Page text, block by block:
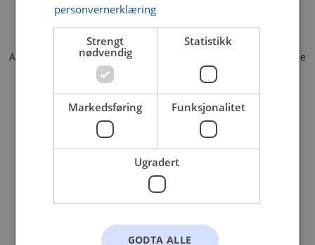
Application error: a client-side exception has occurred (see the
browser console for more information).
personvernerklæring
Strengt
nødvendig
Statistikk
Markedsføring Funksjonalitet
Ugradert
GODTA ALLE